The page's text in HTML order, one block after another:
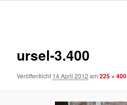
ursel-3.400
Veröffentlicht 14 April 2012 am225 × 400